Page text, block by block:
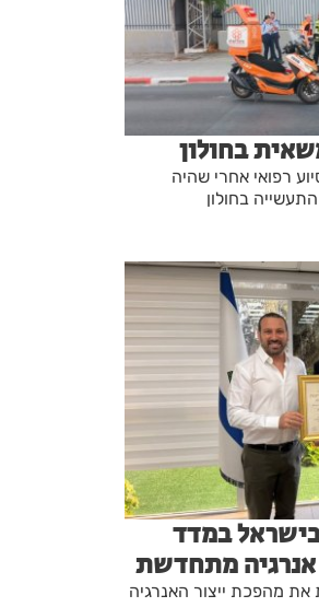
בחולון
רפואי אחרי שהיה
בחולון
במדד
אנרגיה מתחדשת
את מהפכת ייצור האנרגיה